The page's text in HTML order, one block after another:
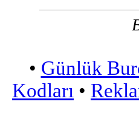
• Günlük
Kodları •